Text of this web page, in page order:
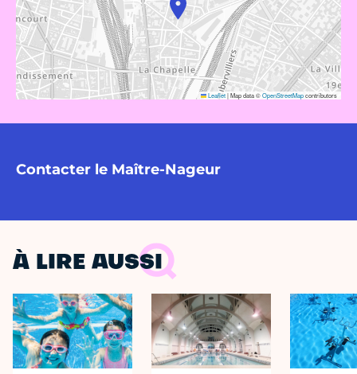
Leaflet|Map data ©OpenStreetMapcontributors
Contacter le Maître-Nageur
À LIRE AUSSI